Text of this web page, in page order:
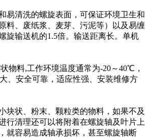
易清洗的螺旋表面，可保证环境卫生和
料、废纸浆、麦芽、污泥等）以及易缠
旋输送机的1.5倍。输送距离长。单机
物料,工作环境温度通常为-20～40℃，
、安全可靠，适应性强、安装维修方
块状、粉末、颗粒类的物料，如果不及
行清理还可以将附着在螺旋轴及叶片上
就容易造成轴承损坏，甚至螺旋轴断